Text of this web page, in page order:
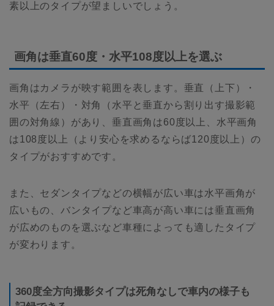
素以上のタイプが望ましいでしょう。
画角は垂直60度・水平108度以上を選ぶ
画角はカメラが映す範囲を表します。垂直（上下）・
水平（左右）・対角（水平と垂直から割り出す撮影範
囲の対角線）があり、垂直画角は60度以上、水平画角
は108度以上（より安心を求めるならば120度以上）の
タイプがおすすめです。
また、セダンタイプなどの横幅が広い車は水平画角が
広いもの、バンタイプなど車高が高い車には垂直画角
が広めのものを選ぶなど車種によっても適したタイプ
が変わります。
360度全方向撮影タイプは死角なしで車内の様子も